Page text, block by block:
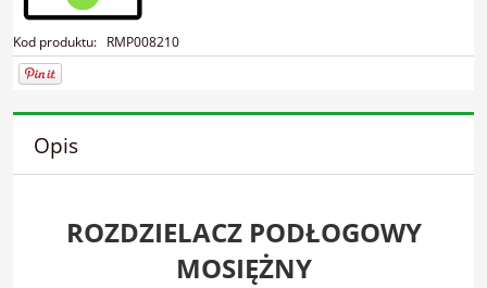
Kod produktu: RMP008210
Opis
ROZDZIELACZ PODŁOGOWY
MOSIĘŻNY